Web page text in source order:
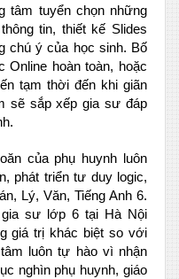
tâm tuyển chọn những
tin, thiết kế Slides
chú ý của học sinh. Bố
Online hoàn toàn, hoặc
tạm thời đến khi giãn
sẽ sắp xếp gia sư đáp
của phụ huynh luôn
phát triển tư duy logic,
Lý, Văn, Tiếng Anh 6.
gia sư lớp 6 tại Hà Nội
giá trị khác biệt so với
luôn tự hào vì nhận
nghìn phụ huynh, giáo